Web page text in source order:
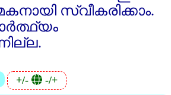
സ്വീകരിക്കാം.
+/- -/+